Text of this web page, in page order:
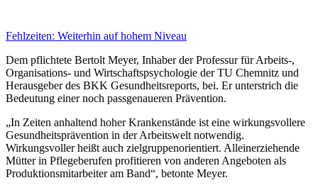
Fehlzeiten: Weiterhin auf hohem Niveau
Dem pflichtete Bertolt Meyer, Inhaber der Professur für Arbeits-,
Organisations- und Wirtschaftspsychologie der TU Chemnitz und
Herausgeber des BKK Gesundheitsreports, bei. Er unterstrich die
Bedeutung einer noch passgenaueren Prävention.
„In Zeiten anhaltend hoher Krankenstände ist eine wirkungsvollere
Gesundheitsprävention in der Arbeitswelt notwendig.
Wirkungsvoller heißt auch zielgruppenorientiert. Alleinerziehende
Mütter in Pflegeberufen profitieren von anderen Angeboten als
Produktionsmitarbeiter am Band“, betonte Meyer.